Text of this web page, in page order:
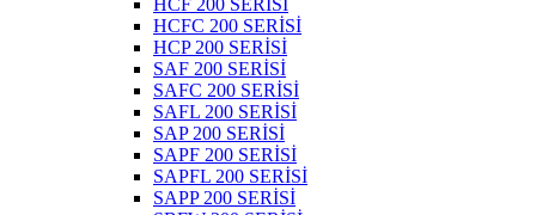
HCF 200 SERİSİ
HCFC 200 SERİSİ
HCP 200 SERİSİ
SAF 200 SERİSİ
SAFC 200 SERİSİ
SAFL 200 SERİSİ
SAP 200 SERİSİ
SAPF 200 SERİSİ
SAPFL 200 SERİSİ
SAPP 200 SERİSİ